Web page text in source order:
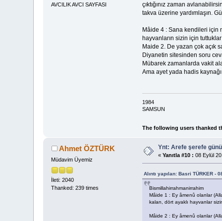
AVCILIK AVCI SAYFASI
çıktığınız zaman
takva üzerine yardımlaşın.
Mâide 4 : Sana kendileri için
hayvanların sizin için
Maide 2. De yazan çok açık
Diyanetin sitesinden soru
Mübarek zamanlarda vakit
Ama ayet yada hadis
1984
SAMSUN
The following users thanked
Ahmet ÖZTÜRK
Müdavim Üyemiz
İleti: 2040
Thanked: 239 times
Ynt: Arefe şerefe
«Yanıtla #10 : 08 Eylül
Alıntı yapılan: Basri TÜRKER -
Bismillahirrahmanirrahim
Mâide 1 : Ey âmenû olanlar
kalan, dört ayaklı hayvanlar
Mâide 2 : Ey âmenû olanlar